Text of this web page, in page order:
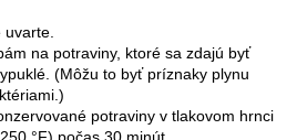
na potraviny, ktoré sa zdajú byť
(Môžu to byť príznaky plynu
potraviny v tlakovom hrnci
°F) počas 30 minút.